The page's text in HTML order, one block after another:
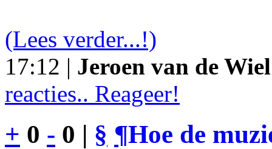
(Lees verder...!)
17:12 | Jeroen van de Wiel
reacties.. Reageer!
+ 0 - 0 | § ¶Hoe de